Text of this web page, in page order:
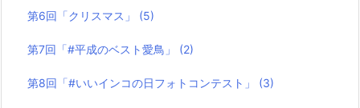
第6回「クリスマス」 (5)
第7回「#平成のベスト愛鳥」 (2)
第8回「#いいインコの日フォトコンテスト」 (3)